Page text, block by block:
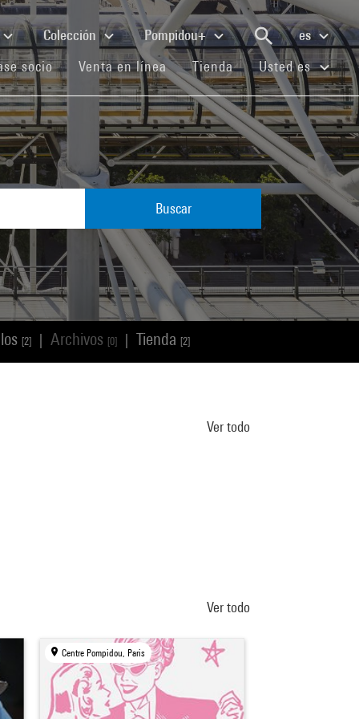
Colección Pompidou+
es
socio(current)Venta en línea(current)
Tienda(current)Usted es
Buscar
[2] Archivos [0] Tienda [2]
Ver todo
Ver todo
Centre Pompidou, Paris